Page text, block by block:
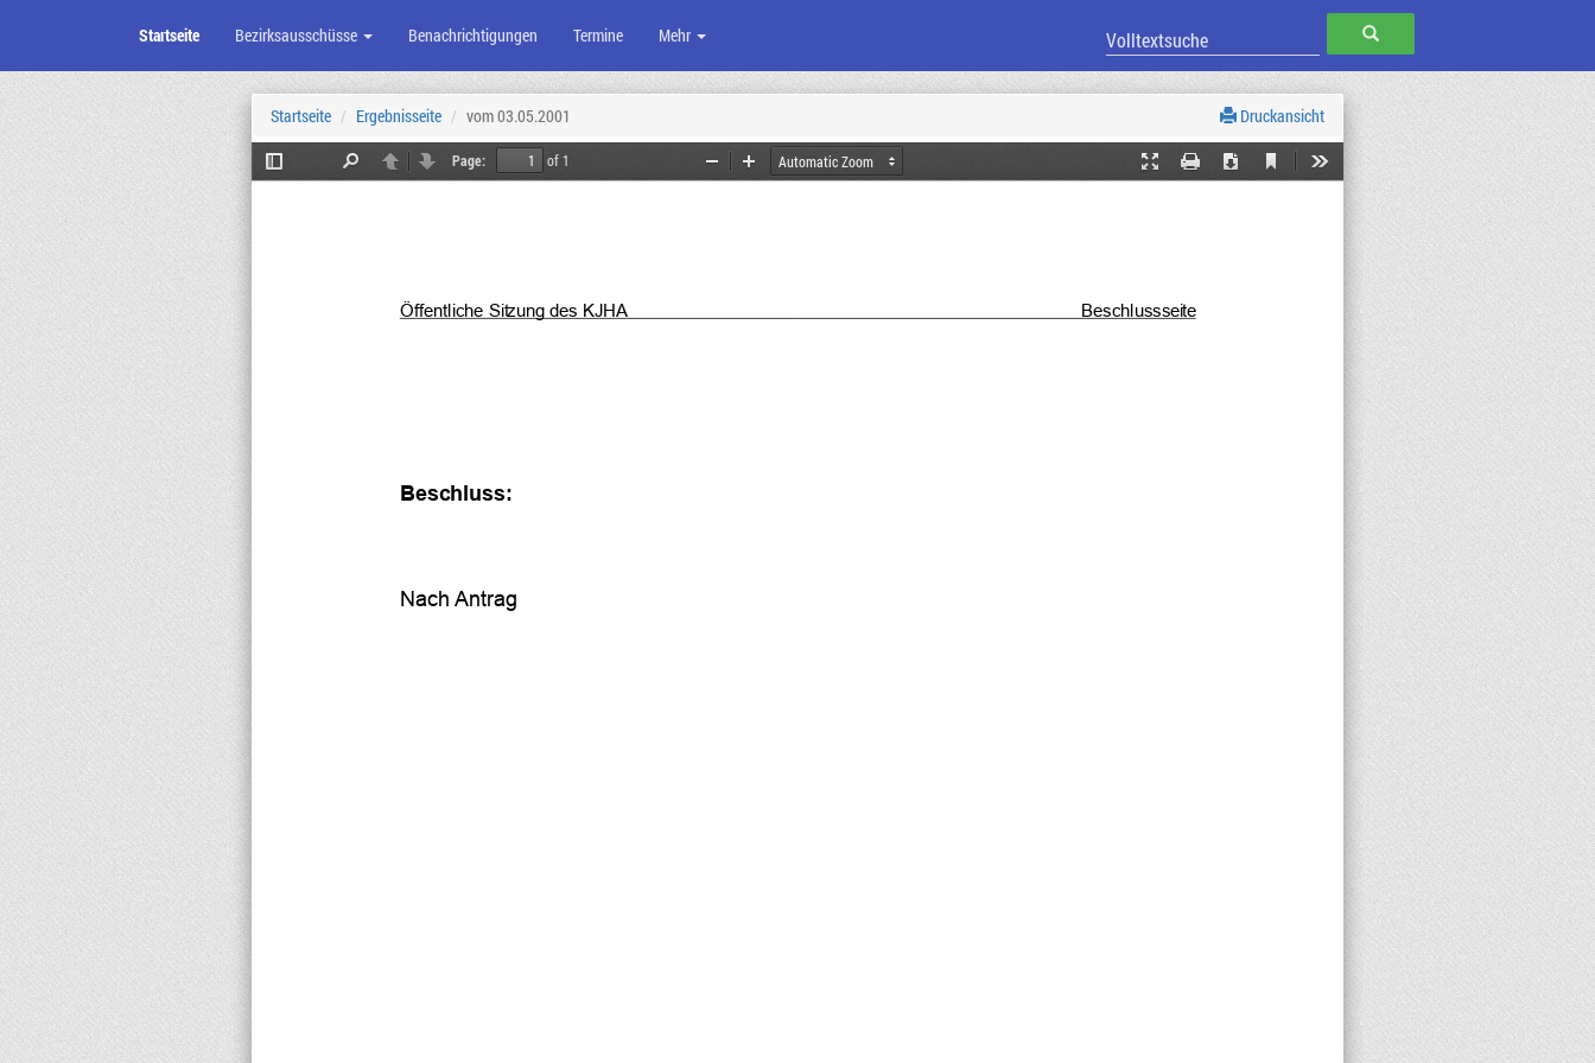
Zum
Seiteninhalt
SUCHEN
Startseite Bezirksausschüsse Benachrichtigungen Termine Mehr
Startseite Ergebnisseite vom 03.05.2001 Druckansicht
Toggle
Find PreviousNext
Page:
of 1
Presentation
Print Download
Current
Tools
Zoom Zoom
Öffentliche Sitzung des KJHA Beschlussseite
Beschluss:
Nach Antrag